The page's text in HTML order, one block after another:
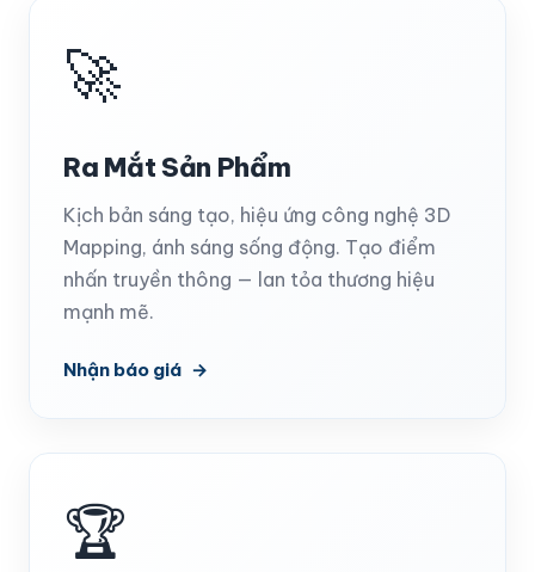
🚀
Ra Mắt Sản Phẩm
Kịch bản sáng tạo, hiệu ứng công nghệ 3D
Mapping, ánh sáng sống động. Tạo điểm
nhấn truyền thông — lan tỏa thương hiệu
mạnh mẽ.
Nhận báo giá
🏆